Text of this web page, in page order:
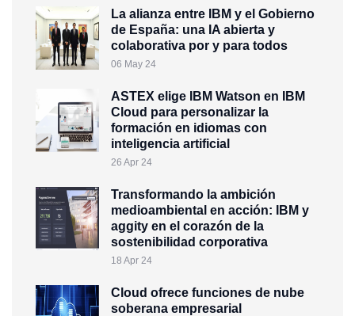
La alianza entre IBM y el Gobierno
de España: una IA abierta y
colaborativa por y para todos
06 May 24
ASTEX elige IBM Watson en IBM
Cloud para personalizar la
formación en idiomas con
inteligencia artificial
26 Apr 24
Transformando la ambición
medioambiental en acción: IBM y
aggity en el corazón de la
sostenibilidad corporativa
18 Apr 24
Cloud ofrece funciones de nube
soberana empresarial